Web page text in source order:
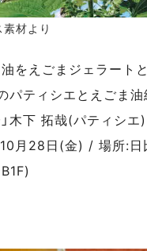
素材より
をえごまジェラート
パティシエとえごま
木下 拓哉(パティシエ)
月28日(金) / 場所:日